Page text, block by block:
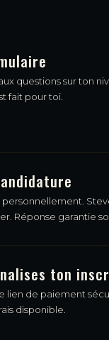
questions sur ton
fait pour toi.
personnellement.
Réponse garantie
ton
lien de paiement
disponible.